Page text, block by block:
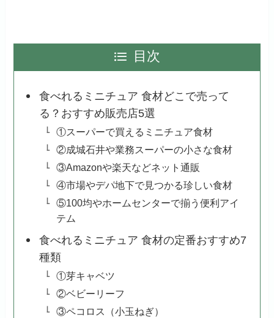
目次
食べれるミニチュア 食材どこで売って
る？おすすめ販売店5選
①スーパーで買えるミニチュア食材
②成城石井や業務スーパーの小さな食材
③Amazonや楽天などネット通販
④市場やデパ地下で見つかる珍しい食材
⑤100均やホームセンターで揃う便利アイ
テム
食べれるミニチュア 食材の定番おすすめ7
種類
①芽キャベツ
②ベビーリーフ
③ペコロス（小玉ねぎ）